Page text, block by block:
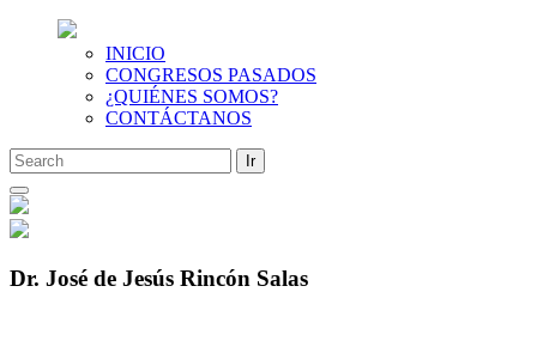
INICIO
CONGRESOS PASADOS
¿QUIÉNES SOMOS?
CONTÁCTANOS
Saltar
al
contenido
Dr. José de Jesús Rincón Salas